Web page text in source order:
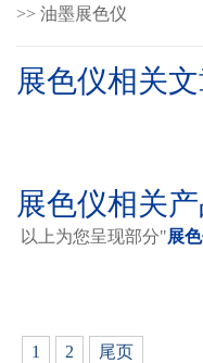
>> 油墨展色仪
展色仪相关
展色仪相关
以上为您呈现部分"展
1 2 尾页